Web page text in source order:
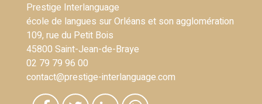
Prestige Interlanguage
école de langues sur Orléans et son agglomération
109, rue du Petit Bois
45800 Saint-Jean-de-Braye
02 79 79 96 00
contact@prestige-interlanguage.com